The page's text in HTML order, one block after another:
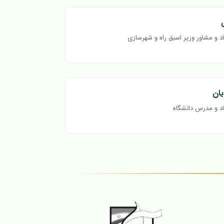
و مشاور وزیر اسبق راه و شهرسازی
و مدرس دانشگاه